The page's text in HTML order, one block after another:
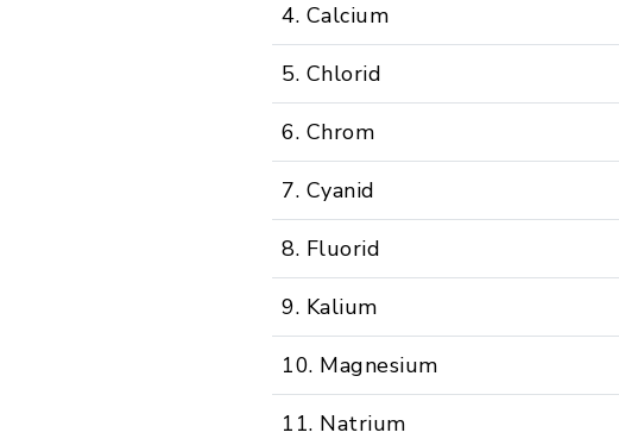
4. Calcium
5. Chlorid
6. Chrom
7. Cyanid
8. Fluorid
9. Kalium
10. Magnesium
11. Natrium